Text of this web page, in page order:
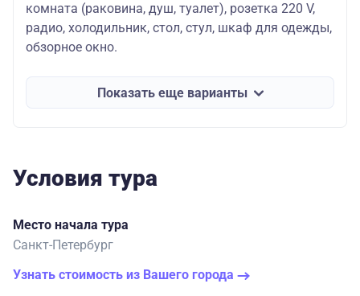
комната (раковина, душ, туалет), розетка 220 V,
радио, холодильник, стол, стул, шкаф для одежды,
обзорное окно.
Показать еще варианты
Условия тура
Место начала тура
Санкт-Петербург
Узнать стоимость из Вашего города